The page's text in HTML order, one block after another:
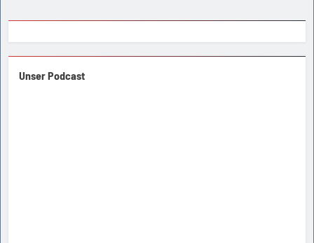
Unser Podcast